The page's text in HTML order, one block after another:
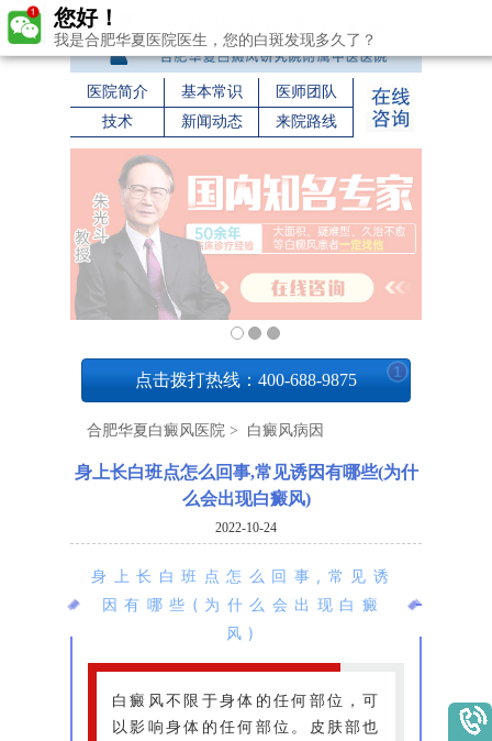
医院简介 基本常识
医师团队
技术
新闻动态 来院路线
点击拨打热线：400-688-9875 1
合肥华夏白癜风医院 > 白癜风病因
身上长白班点怎么回事,常见诱因有哪些(为什
么会出现白癜风)
2022-10-24
身上长白班点怎么回事,常见诱
因有哪些(为什么会出现白癜
风)
白癜风不限于身体的任何部位，可
以影响身体的任何部位。皮肤部也
您好！
我是合肥华夏医院医生，您的白斑发现多久了？